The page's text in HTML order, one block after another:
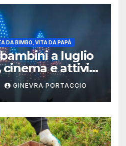
DA BIMBO, VITA DA PAPÀ
a luglio
cinema e attività
GINEVRA PORTACCIO